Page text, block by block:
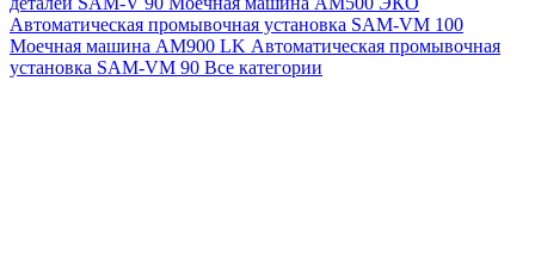
Автоматическая промывочная установка SAM-VM 100
Моечная машина AM900 LK Автоматическая промывочная
установка SAM-VM 90 Все категории